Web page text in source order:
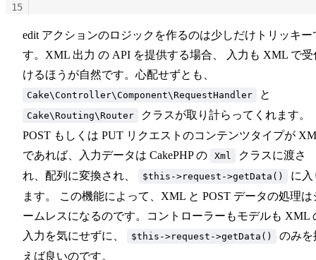
15
edit アクションのロジックを作るのは少しだけトリッキー
す。XML 出力 の API を提供する場合、 入力も XML で受
けるほうが自然です。心配せずとも、
Cake\Controller\Component\RequestHandler と
Cake\Routing\Router
クラスが取り計らってくれます。
POST もしくは PUT リクエストのコンテンツタイプが
であれば、入力データは CakePHP の
Xml
クラスに渡さ
れ、配列に変換され、
$this->request->getData()
に入
ます。 この機能によって、XML と POST データの処理は
ームレスになるのです。コントローラーもモデルも XML
入力を気にせずに、
$this->request->getData()
のみを
えば良いのです。